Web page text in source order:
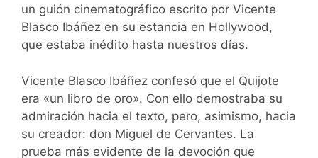
un guión cinematográfico escrito por Vicente
Blasco Ibáñez en su estancia en Hollywood,
que estaba inédito hasta nuestros días.
Vicente Blasco Ibáñez confesó que el Quijote
era «un libro de oro». Con ello demostraba su
admiración hacia el texto, pero, asimismo, hacia
su creador: don Miguel de Cervantes. La
prueba más evidente de la devoción que